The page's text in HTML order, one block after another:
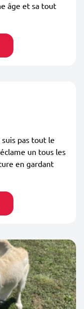
âge et sa tout
pas tout le
un tous les
en gardant